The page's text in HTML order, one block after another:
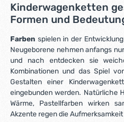
Polyester 1,5 mm 150 cm
Sicherheitsperle mint 2x
10 mm gelb 4x Holzperle 12 mm
mittelblau 4x Rillenperle 14 mm
naturbelassen 4x Holzperle 15
mm naturbelassen 2x Holzperle
naturbelassen 2x Holzlinsen
babyblau 2x Glöckchen türkis 1x
Motivperle Regenbogen mint 1x
1x Holzclip/Schnullerclip
Kinderwagenkette kann einfach
beliebig erweitert, kombiniert
werden.Individuell können
Kinderwagenketten
Formen und
Farben spielen in der
Neugeborene nehmen anfangs
und nach entdecken sie
Kombinationen und das Spiel
Gestalten einer
eingebunden werden. Natürliche
Wärme, Pastellfarben wirken
Akzente regen die Aufmerksamkeit